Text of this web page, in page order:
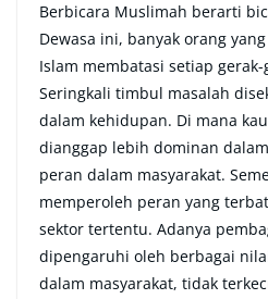
Berbicara Muslimah berarti
Dewasa ini, banyak orang
Islam membatasi setiap
Seringkali timbul masalah
dalam kehidupan. Di mana
dianggap lebih dominan
peran dalam masyarakat.
memperoleh peran yang
sektor tertentu. Adanya
dipengaruhi oleh berbagai
dalam masyarakat, tidak